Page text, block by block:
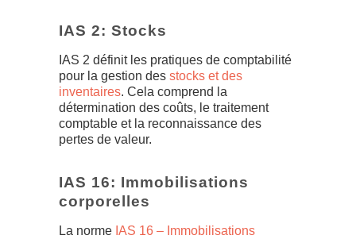
IAS 2: Stocks
IAS 2 définit les pratiques de comptabilité
pour la gestion des stocks et des
inventaires. Cela comprend la
détermination des coûts, le traitement
comptable et la reconnaissance des
pertes de valeur.
IAS 16: Immobilisations
corporelles
La norme IAS 16 – Immobilisations